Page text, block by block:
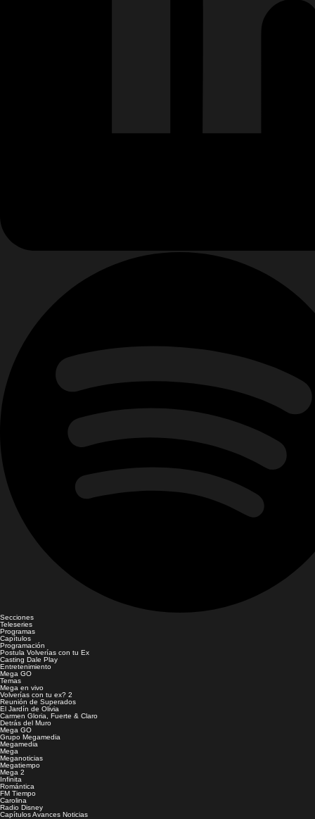
Secciones
Teleseries
Programas
Capítulos
Programación
Postula Volverías con tu Ex
Casting Dale Play
Entretenimiento
Mega GO
Temas
Mega en vivo
Volverías con tu ex? 2
Reunión de Superados
El Jardín de Olivia
Carmen Gloria, Fuerte & Claro
Detrás del Muro
Mega GO
Grupo Megamedia
Megamedia
Mega
Meganoticias
Megatiempo
Mega 2
Infinita
Romántica
FM Tiempo
Carolina
Radio Disney
CapítulosAvances Noticias